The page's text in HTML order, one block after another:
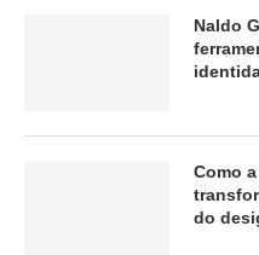
Naldo
Como
do